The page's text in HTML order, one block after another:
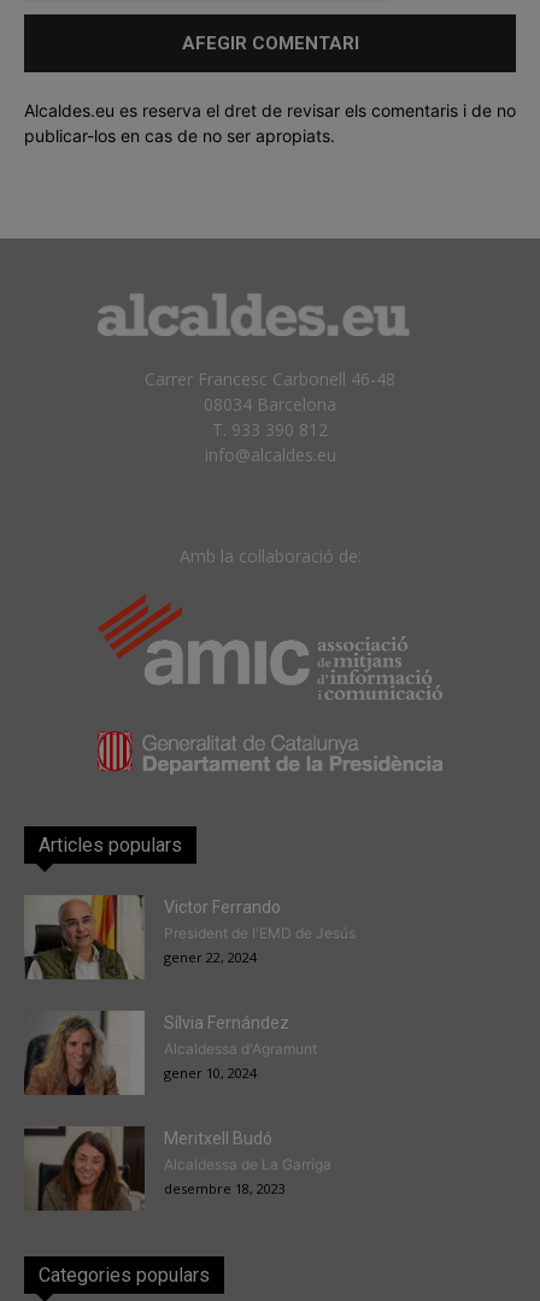
Alcaldes.eu es reserva el dret de revisar els comentaris i de no
publicar-los en cas de no ser apropiats.
Carrer Francesc Carbonell 46-48
08034 Barcelona
T. 933 390 812
info@alcaldes.eu
Amb la col·laboració de:
Articles populars
Victor Ferrando
President de l'EMD de Jesús
gener 22, 2024
Sílvia Fernández
Alcaldessa d'Agramunt
gener 10, 2024
Meritxell Budó
Alcaldessa de La Garriga
desembre 18, 2023
Categories populars